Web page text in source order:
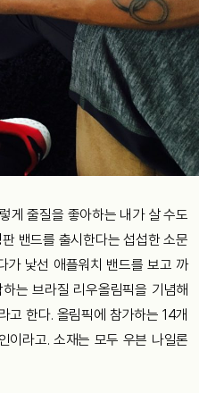
게 줄질을 좋아하는 내가 살 수도
밴드를 출시한다는 섭섭한 소문
가 낯선 애플워치 밴드를 보고 까
는 브라질 리우올림픽을 기념해
고 한다. 올림픽에 참가하는 14개
이라고. 소재는 모두 우븐 나일론